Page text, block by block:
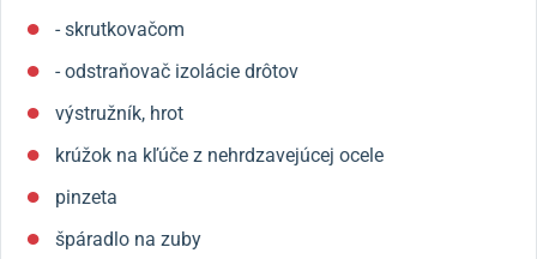
- skrutkovačom
- odstraňovač izolácie drôtov
výstružník, hrot
krúžok na kľúče z nehrdzavejúcej ocele
pinzeta
špáradlo na zuby